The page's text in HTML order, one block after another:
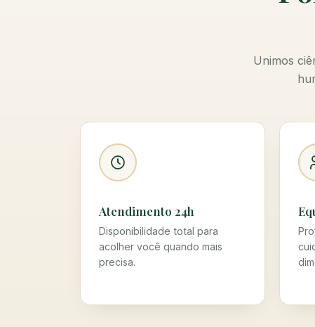
Unimos
Atendimento 24h
Disponibilidade total para
acolher você quando mais
precisa.